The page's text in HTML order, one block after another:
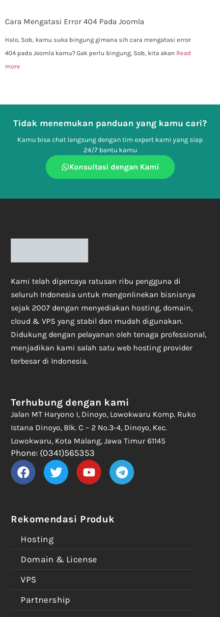
Cara Mengatasi Error 404 Pada Joomla
Halo, Sob, kamu suka bingung gimana sih cara mengatasi error
404 pada Joomla kamu? Gak perlu bingung, Sob, kita akan Read
more
Tidak menemukan panduan yang kamu cari?
Kamu bisa chat langsung dengan tim expert kami yang siap
24/7 bantu kamu
Konsultasi dengan Kami
Kami telah dipercaya ratusan ribu pengguna di
seluruh Indonesia untuk mengonlinekan bisnisnya
sejak 2007 dengan menyediakan hosting, domain,
cloud & VPS yang stabil dan mudah digunakan.
Didukung dengan pelayanan oleh tenaga professional,
menjadikan kami salah satu web hosting provider
terbesar di Indonesia.
Rekomendasi Produk
Hosting
Domain & License
VPS
Partnership
Terhubung dengan kami
Jalan MT Haryono I, Dinoyo, Lowokwaru Komp. Ruko
Istana Dinoyo, Blk. C – 2 No.3-4, Dinoyo, Kec.
Lowokwaru, Kota Malang, Jawa Timur 61145
Phone: (0341)565353